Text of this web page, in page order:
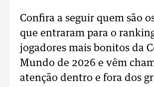
Confira a seguir quem são
que entraram para o
jogadores mais bonitos da
Mundo de 2026 e vêm
atenção dentro e fora dos